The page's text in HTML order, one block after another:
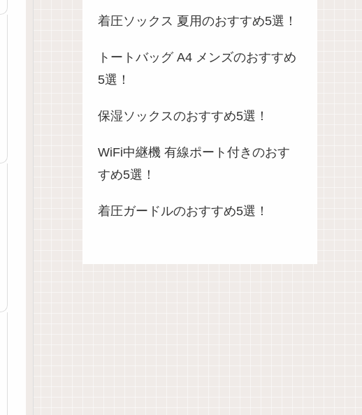
着圧ソックス 夏用のおすすめ5選！
トートバッグ A4 メンズのおすすめ
5選！
保湿ソックスのおすすめ5選！
WiFi中継機 有線ポート付きのおす
すめ5選！
着圧ガードルのおすすめ5選！